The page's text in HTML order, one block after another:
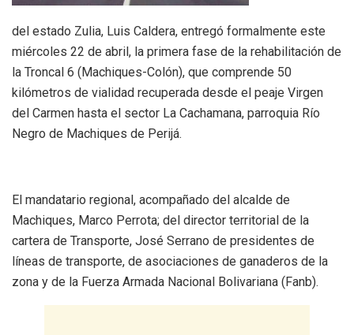
del estado Zulia, Luis Caldera, entregó formalmente este
miércoles 22 de abril, la primera fase de la rehabilitación de
la Troncal 6 (Machiques-Colón), que comprende 50
kilómetros de vialidad recuperada desde el peaje Virgen
del Carmen hasta el sector La Cachamana, parroquia Río
Negro de Machiques de Perijá.
El mandatario regional, acompañado del alcalde de
Machiques, Marco Perrota; del director territorial de la
cartera de Transporte, José Serrano de presidentes de
líneas de transporte, de asociaciones de ganaderos de la
zona y de la Fuerza Armada Nacional Bolivariana (Fanb).